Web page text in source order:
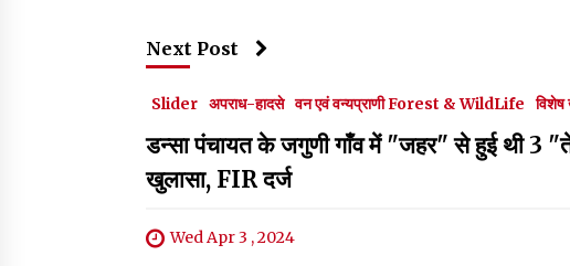
Next Post
Slider अपराध-हादसे वन एवं वन्यप्राणी Forest & WildLife
डन्सा पंचायत के जगुणी गाँव में "जहर" से हुई थी 3
खुलासा, FIR दर्ज
Wed Apr 3 , 2024